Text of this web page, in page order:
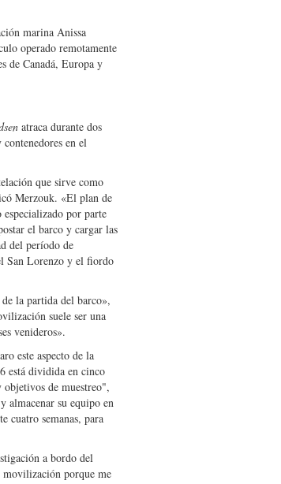
marina Anissa
operado remotamente
de Canadá, Europa y
atraca durante dos
en el
que sirve como
Merzouk. «El plan de
por parte
el barco y cargar las
del período de
San Lorenzo y el fiordo
la partida del barco»,
suele ser una
venideros».
este aspecto de la
está dividida en cinco
objetivos de muestreo",
almacenar su equipo en
cuatro semanas, para
a bordo del
movilización porque me